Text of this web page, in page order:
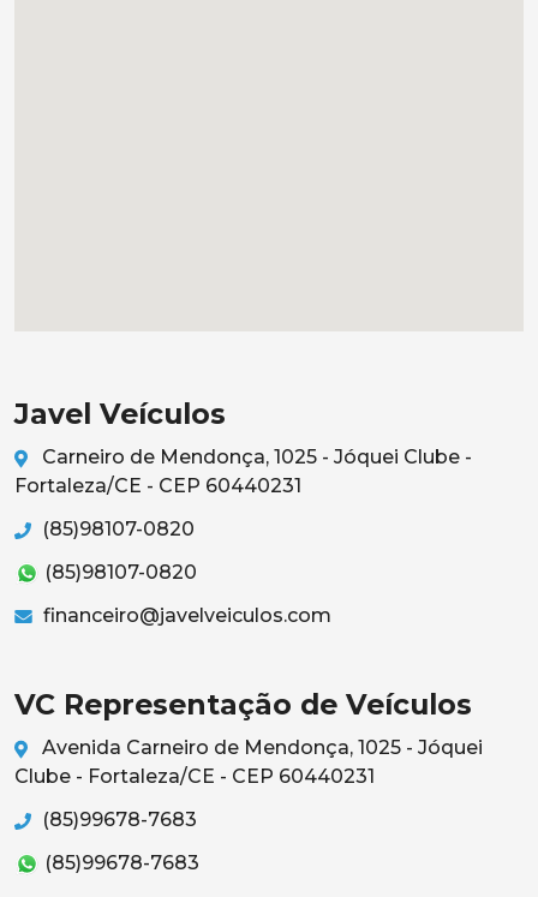
Javel Veículos
Carneiro de Mendonça, 1025 - Jóquei Clube -
Fortaleza/CE - CEP 60440231
(85)98107-0820
(85)98107-0820
financeiro@javelveiculos.com
VC Representação de Veículos
Avenida Carneiro de Mendonça, 1025 - Jóquei
Clube - Fortaleza/CE - CEP 60440231
(85)99678-7683
(85)99678-7683